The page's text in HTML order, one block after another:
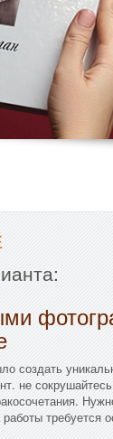
создать
не
требуется